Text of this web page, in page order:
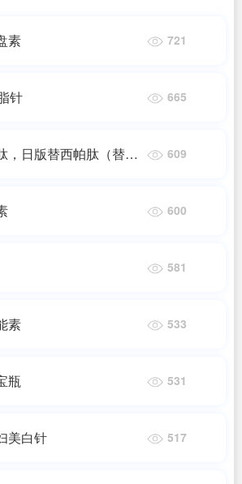
素 721
针 665
，日版替西帕肽（替尔
609
600
581
素 533
瓶 531
美白针 517